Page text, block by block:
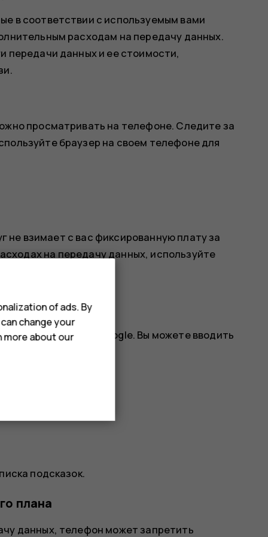
в соответствии с используемым вами
расходам на передачу данных.
передачи данных и ее стоимости,
просматривать на телефоне. Следите за
браузер на своем телефоне для
не взимает с вас фиксированную плату за
на передачу данных, используйте
функции поиска Google. Вы можете вводить
подсказок.
плана
данных, телефон может запретить
of ads. By
change your
more about our